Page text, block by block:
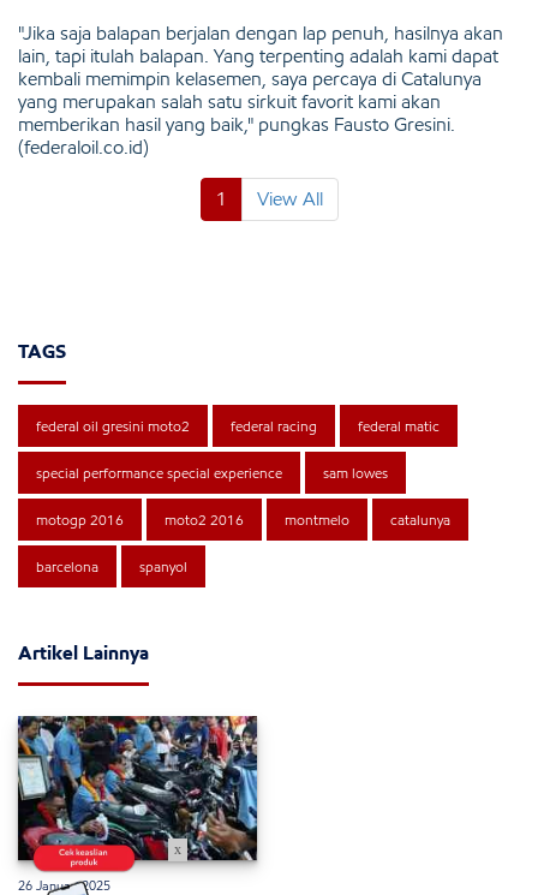
"Jika saja balapan berjalan dengan lap penuh, hasilnya akan
lain, tapi itulah balapan. Yang terpenting adalah kami dapat
kembali memimpin kelasemen, saya percaya di Catalunya
yang merupakan salah satu sirkuit favorit kami akan
memberikan hasil yang baik," pungkas Fausto Gresini.
(federaloil.co.id)
1 View All
TAGS
federal oil gresini moto2 federal racing federal matic
special performance special experience sam lowes
motogp 2016 moto2 2016 montmelo catalunya
barcelona spanyol
Artikel Lainnya
26 Januari 2025
x